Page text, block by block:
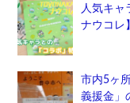
人気キャ
ナウコレ
市内5ヶ
義援金」